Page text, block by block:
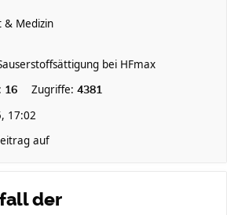
& Medizin
bei HFmax
16 Zugriffe: 4381
17:02
auf
der